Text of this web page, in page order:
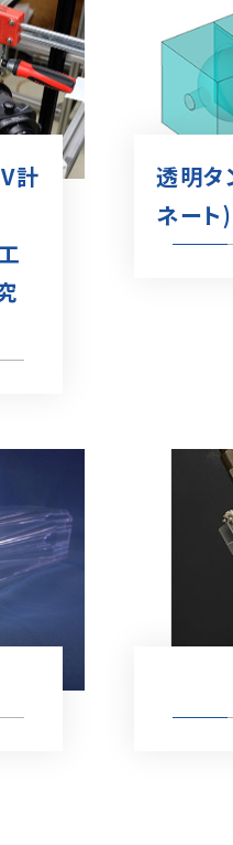
計
透明タ
ネート)